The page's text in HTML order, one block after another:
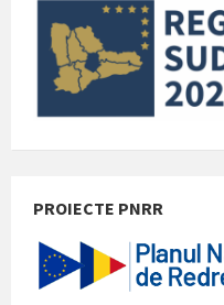
PROIECTE PNRR